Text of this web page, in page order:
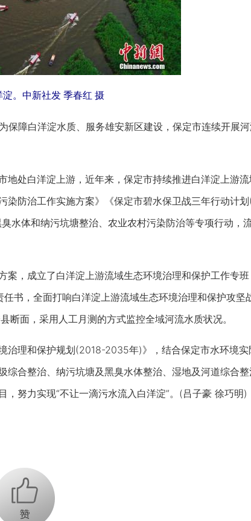
淀。中新社发 季春红 摄
障白洋淀水质、服务雄安新区建设，保定市连续开展河
处白洋淀上游，近年来，保定市持续推进白洋淀上游
染防治工作实施方案》《保定市碧水保卫战三年行动计
水体和纳污坑塘整治、农业农村污染防治等专项行动，
，成立了白洋淀上游流域生态环境治理和保护工作专
书，全面打响白洋淀上游流域生态环境治理和保护攻坚
面，采用人工月测的方式监控全域河流水质状况。
理和保护规划(2018-2035年)》，结合保定市水环境实
合整治、纳污坑塘及黑臭水体整治、湿地及河道综合
努力实现“不让一滴污水流入白洋淀”。(吕子豪 徐巧明)
+1